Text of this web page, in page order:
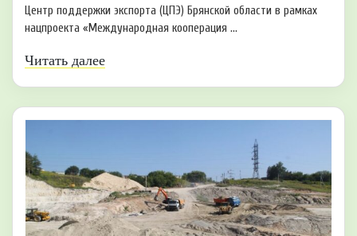
Центр поддержки экспорта (ЦПЭ) Брянской области в рамках
нацпроекта «Международная кооперация ...
Читать далее